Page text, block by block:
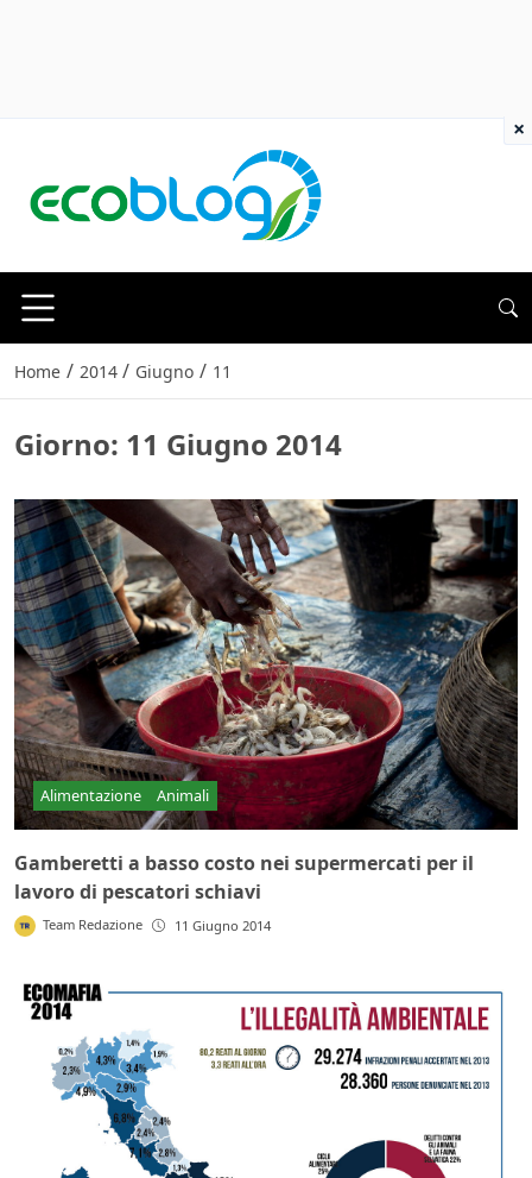
Home / 2014 / Giugno / 11
Giorno: 11 Giugno 2014
Alimentazione Animali
Gamberetti a basso costo nei supermercati per il
lavoro di pescatori schiavi
Team Redazione 11 Giugno 2014
×